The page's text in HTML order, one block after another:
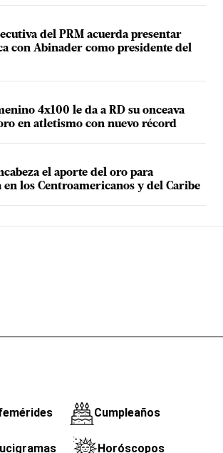
del PRM acuerda presentar
con Abinader como presidente del
4x100 le da a RD su onceava
en atletismo con nuevo récord
el aporte del oro para
los Centroamericanos y del Caribe
Cumpleaños
Horóscopos